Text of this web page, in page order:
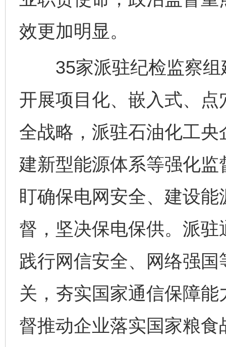
效更加明显。
35家派驻纪检监察组
开展项目化、嵌入式、
全战略，派驻石油化工
建新型能源体系等强化
盯确保电网安全、建设
督，坚决保电保供。派
践行网信安全、网络强
关，夯实国家通信保障
督推动企业落实国家粮